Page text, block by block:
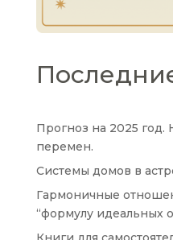
Прогноз на 2025 год.
перемен.
Системы домов в
Гармоничные
“формулу идеальных